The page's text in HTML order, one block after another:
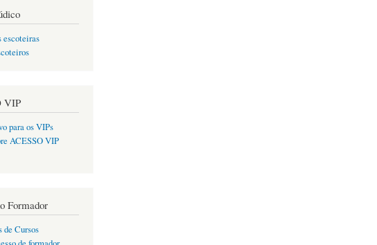
escoteiras
VIP
para os VIPs
ACESSO VIP
Formador
de Cursos